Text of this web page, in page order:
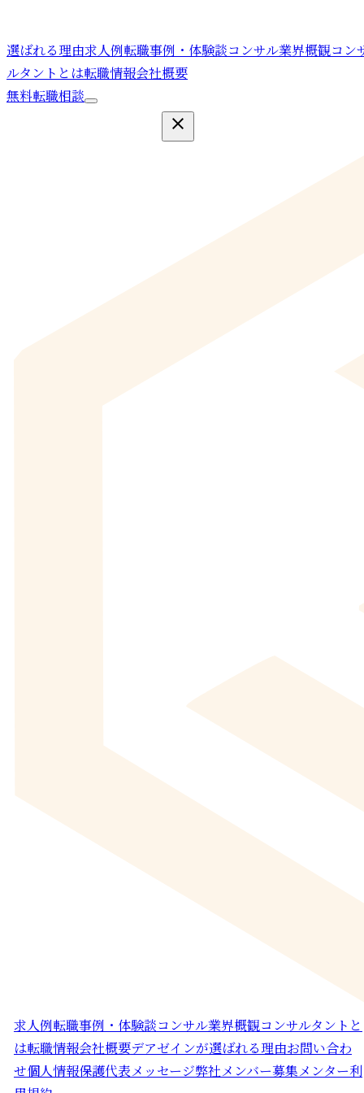
選ばれる理由求人例転職事例・体験談コンサル業界概観コン
ルタントとは転職情報会社概要
無料転職相談
close
求人例転職事例・体験談コンサル業界概観コンサルタントと
は転職情報会社概要デアゼインが選ばれる理由お問い合わ
せ個人情報保護代表メッセージ弊社メンバー募集メンター利